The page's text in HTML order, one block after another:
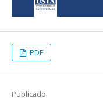
PDF
Publicado